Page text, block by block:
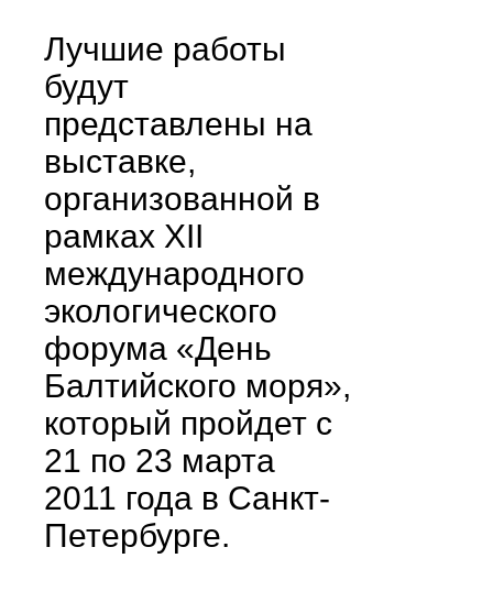
Лучшие работы
будут
представлены на
выставке,
организованной в
рамках XII
международного
экологического
форума «День
Балтийского моря»,
который пройдет с
21 по 23 марта
2011 года в Санкт-
Петербурге.